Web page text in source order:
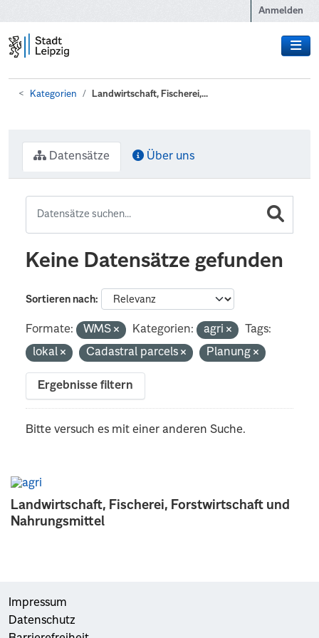
Anmelden
Kategorien Landwirtschaft, Fischerei,...
Landwirtschaft, Fischerei, Forstwirtschaft und
Nahrungsmittel
Datensätze Über uns
Keine Datensätze gefunden
Sortieren nach
Formate: WMS Kategorien: agri
Tags:
lokal
Cadastral parcels Planung
Ergebnisse filtern
Bitte versuch es mit einer anderen Suche.
Impressum
Datenschutz